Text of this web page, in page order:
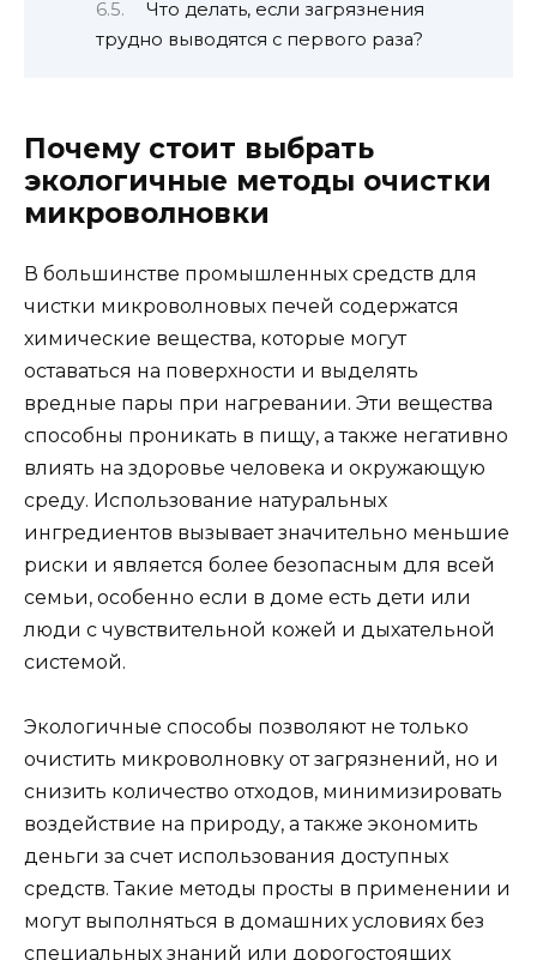
Что делать, если загрязнения
трудно выводятся с первого раза?
Почему стоит выбрать
экологичные методы очистки
микроволновки
В большинстве промышленных средств для
чистки микроволновых печей содержатся
химические вещества, которые могут
оставаться на поверхности и выделять
вредные пары при нагревании. Эти вещества
способны проникать в пищу, а также негативно
влиять на здоровье человека и окружающую
среду. Использование натуральных
ингредиентов вызывает значительно меньшие
риски и является более безопасным для всей
семьи, особенно если в доме есть дети или
люди с чувствительной кожей и дыхательной
системой.
Экологичные способы позволяют не только
очистить микроволновку от загрязнений, но и
снизить количество отходов, минимизировать
воздействие на природу, а также экономить
деньги за счет использования доступных
средств. Такие методы просты в применении и
могут выполняться в домашних условиях без
специальных знаний или дорогостоящих